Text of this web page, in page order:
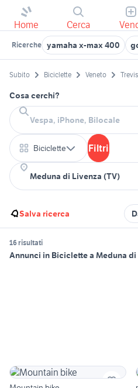
Home Cerca
Ricerche yamaha x-max 400
Subito Biciclette Veneto
Cosa cerchi?
Biciclette Filtri
Salva ricerca
16 risultati
Annunci in Biciclette a Meduna di